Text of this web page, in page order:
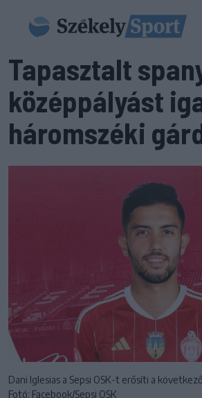
Tapasztalt
középpályást
háromszéki
Dani Iglesias a Sepsi OSK-t erősíti a
Fotó: Facebook/Sepsi OSK